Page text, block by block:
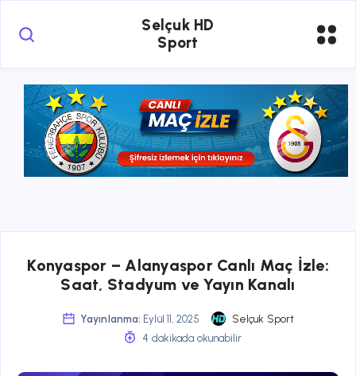
Selçuk HD
Sport
Konyaspor – Alanyaspor Canlı Maç İzle:
Saat, Stadyum ve Yayın Kanalı
Yayınlanma: Eylül 11, 2025
Selçuk Sport
4 dakikada okunabilir